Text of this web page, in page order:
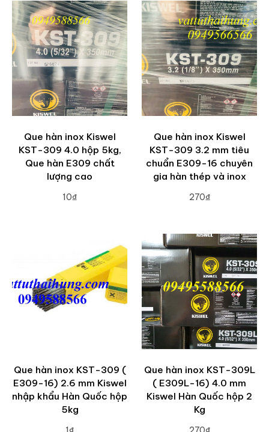
Que hàn inox Kiswel
KST-309 4.0 hộp 5kg,
Que hàn E309 chất
lượng cao
10₫
Que hàn inox Kiswel
KST-309 3.2 mm tiêu
chuẩn E309-16 chuyên
gia hàn thép và inox
270₫
Que hàn inox KST-309 (
E309-16) 2.6 mm Kiswel
nhập khẩu Hàn Quốc hộp
5kg
Que hàn inox KST-309L
( E309L-16) 4.0 mm
Kiswel Hàn Quốc hộp 2
Kg